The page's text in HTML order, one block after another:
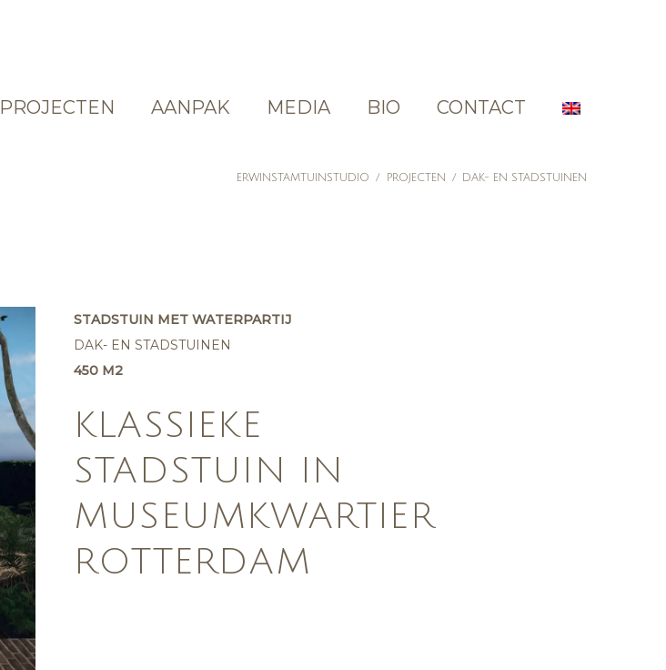
PROJECTEN AANPAK MEDIA BIO CONTACT
ERWINSTAMTUINSTUDIO / PROJECTEN / DAK- EN STADSTUINEN
STADSTUIN MET WATERPARTIJ
DAK- EN STADSTUINEN
450 M2
KLASSIEKE
STADSTUIN IN
MUSEUMKWARTIER
ROTTERDAM